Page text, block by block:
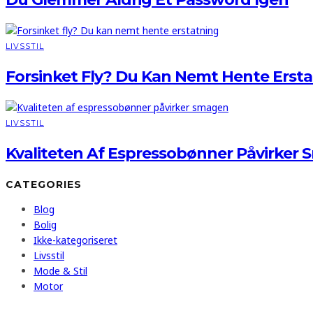
LIVSSTIL
Forsinket Fly? Du Kan Nemt Hente
LIVSSTIL
Kvaliteten Af Espressobønner Påvirker
CATEGORIES
Blog
Bolig
Ikke-kategoriseret
Livsstil
Mode & Stil
Motor